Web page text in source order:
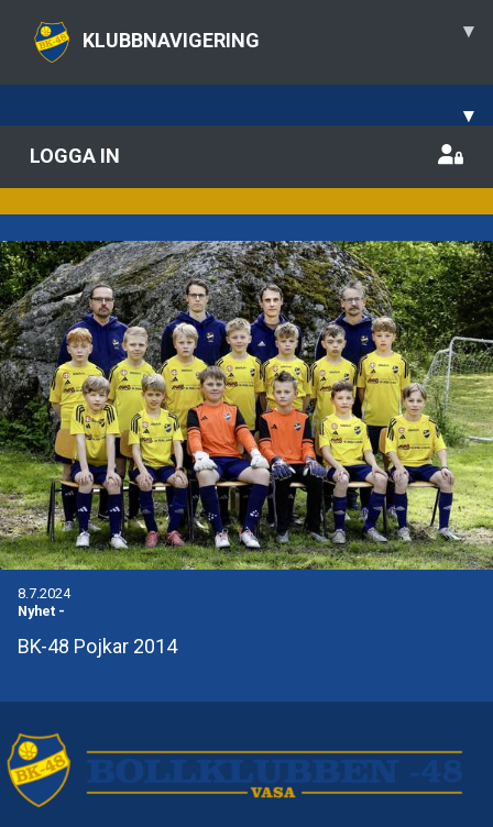
KLUBBNAVIGERING ▾
▾
LOGGA IN
8.7.2024
Nyhet -
BK-48 Pojkar 2014